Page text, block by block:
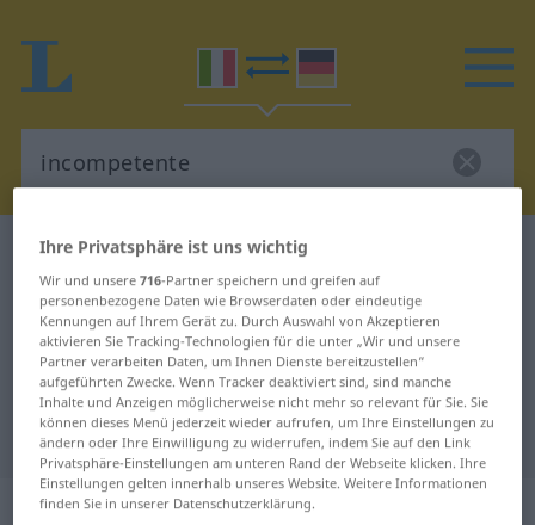
Italienisch-Deutsch Wörterbuch
Italienisch-Deutsch Übersetzung
für "incompetente"
"incompetente" Deutsch
Übersetzung
„incompetente“: aggettivo
Ihre Privatsphäre ist uns wichtig
Wir und unsere716-Partner speichern und greifen auf
personenbezogene Daten wie Browserdaten oder eindeutige
Kennungen auf Ihrem Gerät zu. Durch Auswahl von Akzeptieren
aktivieren Sie Tracking-Technologien für die unter „Wir und unsere
Partner verarbeiten Daten, um Ihnen Dienste bereitzustellen“
aufgeführten Zwecke. Wenn Tracker deaktiviert sind, sind manche
Inhalte und Anzeigen möglicherweise nicht mehr so relevant für Sie. Sie
können dieses Menü jederzeit wieder aufrufen, um Ihre Einstellungen zu
ändern oder Ihre Einwilligung zu widerrufen, indem Sie auf den Link
Privatsphäre-Einstellungen am unteren Rand der Webseite klicken. Ihre
Einstellungen gelten innerhalb unseres Website. Weitere Informationen
finden Sie in unserer Datenschutzerklärung.